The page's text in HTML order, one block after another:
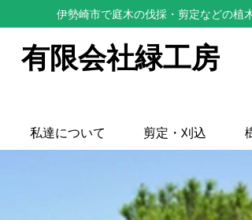
伊勢崎市で庭木の伐採・剪定などの植
有限会社緑工房
私達について 剪定・刈込